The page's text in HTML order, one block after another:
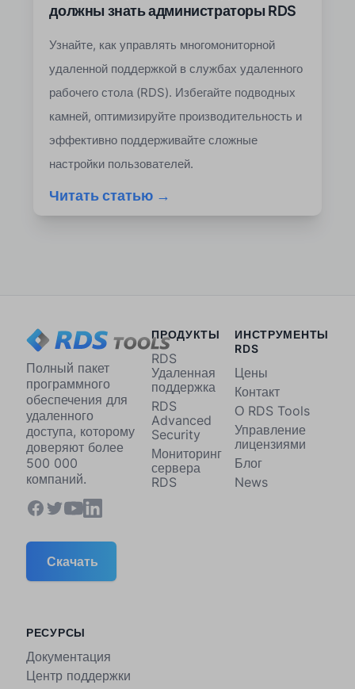
должны знать администраторы RDS
Узнайте, как управлять многомониторной
удаленной поддержкой в службах удаленного
рабочего стола (RDS). Избегайте подводных
камней, оптимизируйте производительность и
эффективно поддерживайте сложные
настройки пользователей.
Читать статью →
Полный пакет
программного
обеспечения для
удаленного
доступа, которому
доверяют более
500 000
компаний.
Скачать
ПРОДУКТЫ
RDS
Удаленная
поддержка
RDS
Advanced
Security
Мониторинг
сервера
RDS
РЕСУРСЫ
Документация
Центр поддержки
ИНСТРУМЕНТЫ
RDS
Цены
Контакт
О RDS Tools
Управление
лицензиями
Блог
News